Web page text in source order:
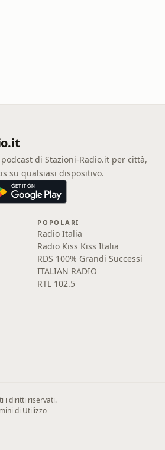
di Stazioni-Radio.it per città,
su qualsiasi dispositivo.
POPOLARI
Radio Italia
Radio Kiss Kiss Italia
RDS 100% Grandi Successi
ITALIAN RADIO
RTL 102.5
i diritti riservati.
di Utilizzo